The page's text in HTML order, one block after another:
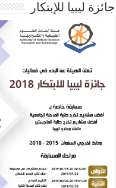
جائزة ليبيا للإبتكار